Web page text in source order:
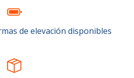
de elevación disponibles